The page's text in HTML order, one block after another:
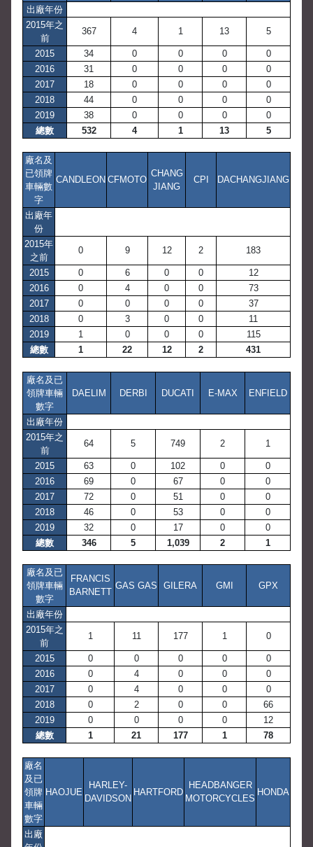
出廠年份
2015年之
前
367 4 1 13 5
2015 34 0 0 0
0
2016
31 0 0 0
0
2017
18 0 0 0
0
2018
44 0 0 0
0
2019
38 0 0 0
0
總數
532 4 1 13 5
廠名及
已領牌
車輛數
字
CANDLEON CFMOTO
CHANG
JIANG
CPI DACHANGJIANG
出廠年
份
2015年
之前
0 9 12 2 183
2015 0 6 0 0
12
2016
0 4 0 0
73
2017
0 0 0 0
37
2018
0 3 0 0
11
2019
1 0 0 0
115
總數
1 22 12 2 431
廠名及已
領牌車輛
數字
DAELIM DERBI DUCATI E-MAX ENFIELD
出廠年份
2015年之
前
64 5 749 2 1
2015 63 0 102 0
0
2016
69 0 67 0
0
2017
72 0 51 0
0
2018
46 0 53 0
0
2019
32 0 17 0
0
總數
346 5 1,039 2 1
廠名及已
領牌車輛
數字
FRANCIS
BARNETT
GAS GAS GILERA GMI GPX
出廠年份
2015年之
前
1 11 177 1 0
2015 0 0 0 0
0
2016
0 4 0 0
0
2017
0 4 0 0
0
2018
0 2 0 0
66
2019
0 0 0 0
12
總數
1 21 177 1 78
廠名
及已
領牌
車輛
數字
HAOJUE
HARLEY-
DAVIDSON
HARTFORD
HEADBANGER
MOTORCYCLES
HONDA
出廠